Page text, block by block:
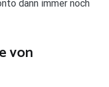
dann immer noch
von